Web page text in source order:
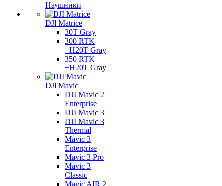
Наушники
DJI Matrice
30T Gray
300 RTK
+H20T Gray
350 RTK
+H20T Gray
DJI Mavic
DJI Mavic 2
Enterprise
DJI Mavic 3
DJI Mavic 3
Thermal
Mavic 3
Enterprise
Mavic 3 Pro
Mavic 3
Сlassic
Mavic AIR 2